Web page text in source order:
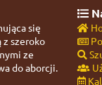
się
z szeroko
ze
do aborcji.